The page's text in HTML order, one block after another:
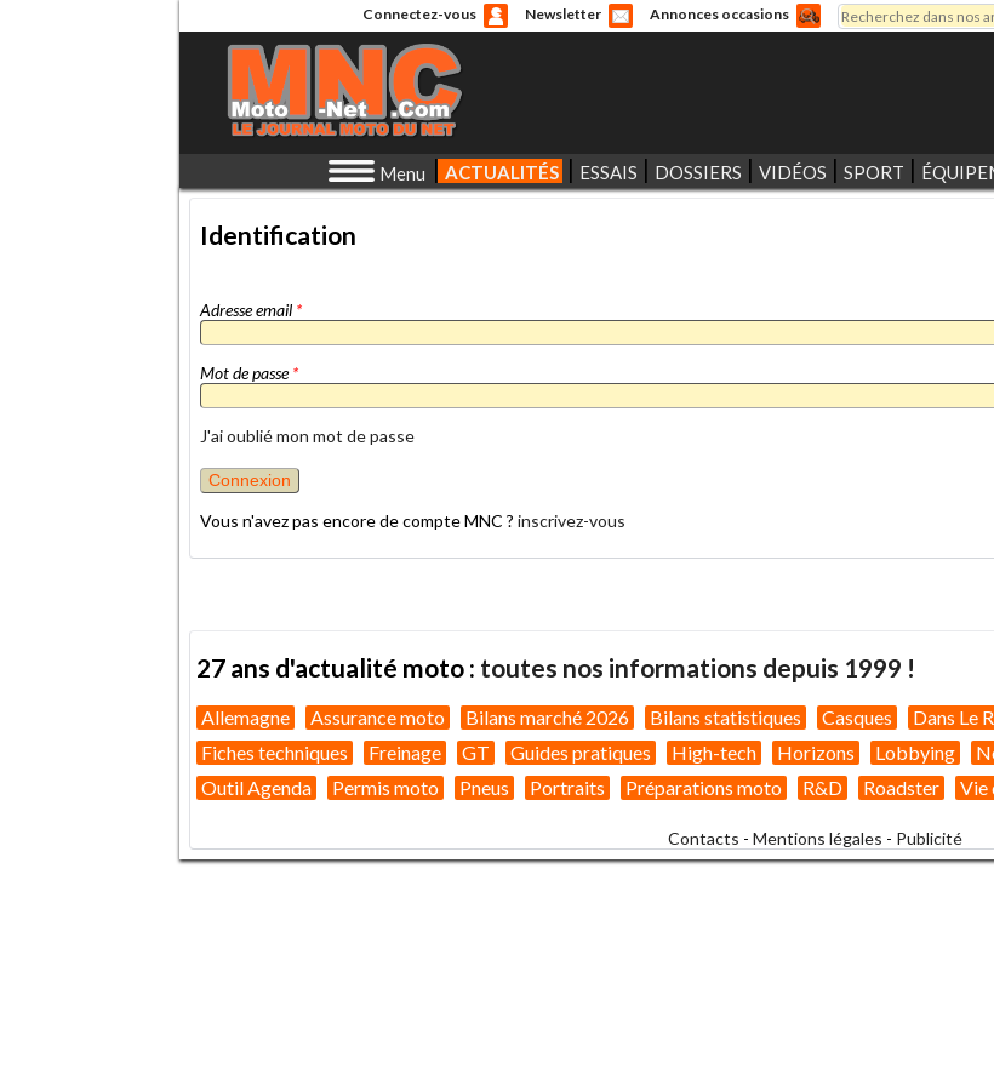
Connectez-vous Newsletter Annonces occasions
Formulaire de
Rechercher
Menu ACTUALITÉS ESSAIS DOSSIERS VIDÉOS SPORT
Identification
Adresse email *
Mot de passe*
J'ai oublié mon mot de passe
Vous n'avez pas encore de compte MNC ? inscrivez-vous
27 ans d'actualité moto : toutes nos informations depuis 1999 !
Allemagne Assurance moto Bilans marché 2026 Bilans statistiques Casques Dans Le
Fiches techniques
Freinage GT Guides pratiques High-tech Horizons Lobbying
Outil Agenda
Permis moto Pneus Portraits Préparations moto R&D Roadster Vie
Contacts - Mentions légales - Publicité